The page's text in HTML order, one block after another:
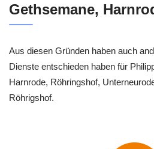
Gethsemane,
Aus diesen Gründen haben auch
Dienste entschieden haben für
Harnrode, Röhringshof,
Röhrigshof.